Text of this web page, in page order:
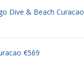
Dive & Beach Curacao
€569